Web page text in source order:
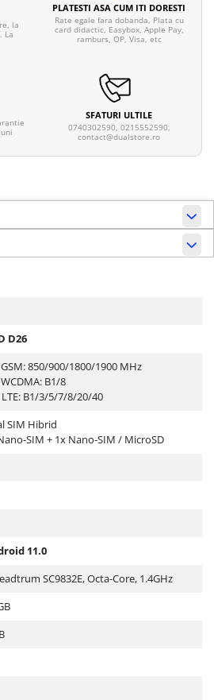
la
La
PLATESTI ASA CUM ITI DORESTI
Rate egale fara dobanda, Plata cu
card didactic, Easybox, Apple Pay,
ramburs, OP, Visa, etc
SFATURI ULTILE
0740302590, 0215552590,
contact@dualstore.ro
D26
GSM: 850/900/1800/1900 MHz
WCDMA: B1/8
LTE: B1/3/5/7/8/20/40
SIM Hibrid
SIM + 1x Nano-SIM / MicroSD
11.0
SC9832E, Octa-Core, 1.4GHz